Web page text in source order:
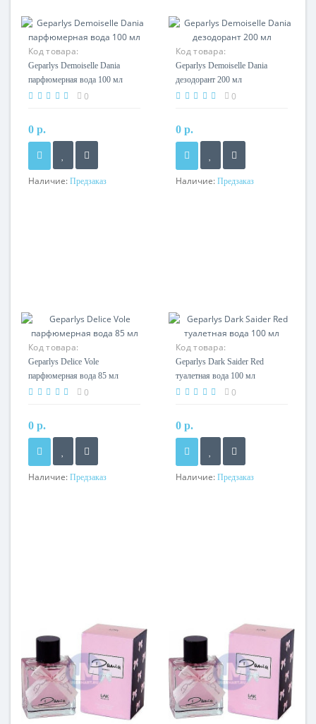
Код товара:
Geparlys Demoiselle Dania
парфюмерная вода 100 мл
0
0 р.
Наличие: Предзаказ
Код товара:
Geparlys Demoiselle Dania
дезодорант 200 мл
0
0 р.
Наличие: Предзаказ
Код товара:
Geparlys Delice Vole
парфюмерная вода 85 мл
0
0 р.
Наличие: Предзаказ
Код товара:
Geparlys Dark Saider Red
туалетная вода 100 мл
0
0 р.
Наличие: Предзаказ